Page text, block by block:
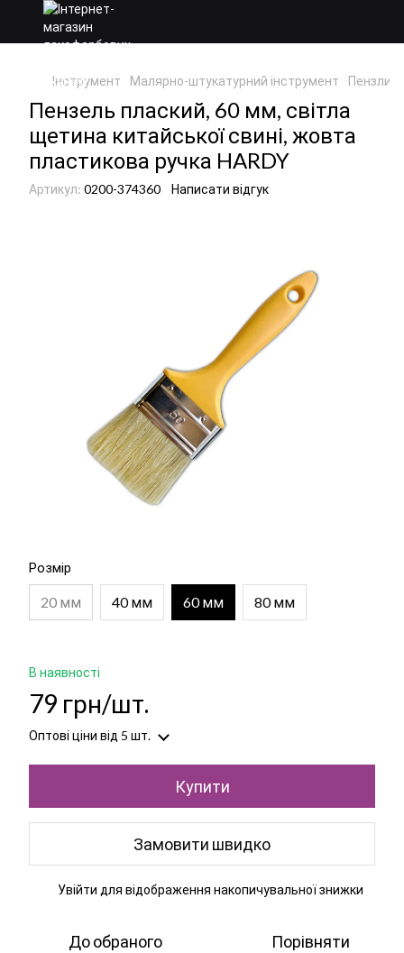
Інструмент Малярно-штукатурний інструмент Пензлики
Пензель плаский, 60 мм, світла
щетина китайської свині, жовта
пластикова ручка HARDY
Артикул: 0200-374360 Написати відгук
Розмір
20 мм 40 мм 60 мм 80 мм
В наявності
79 грн/шт.
Оптові ціни від 5 шт.
Купити
Замовити швидко
Увійти для відображення накопичувальної знижки
До обраного Порівняти